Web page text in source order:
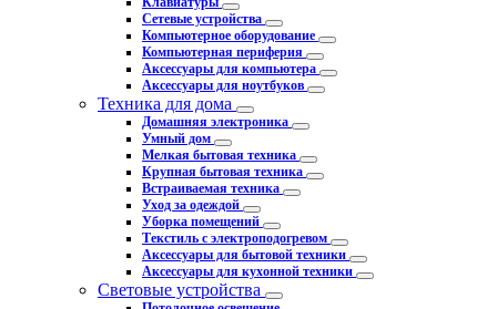
Сетевые устройства
Компьютерное оборудование
Компьютерная периферия
Аксессуары для компьютера
Аксессуары для ноутбуков
Техника для дома
Домашняя электроника
Умный дом
Мелкая бытовая техника
Крупная бытовая техника
Встраиваемая техника
Уход за одеждой
Уборка помещений
Текстиль с электроподогревом
Аксессуары для бытовой техники
Аксессуары для кухонной техники
Световые устройства